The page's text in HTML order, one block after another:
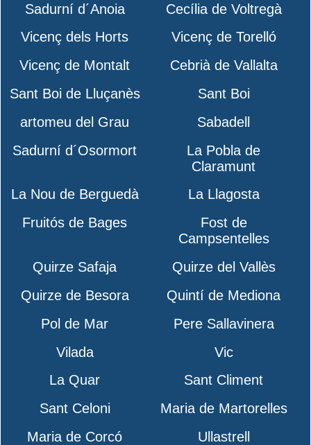
Sadurní d´Anoia
Cecília de Voltregà
Vicenç dels Horts
Vicenç de Torelló
Vicenç de Montalt
Cebrià de Vallalta
Sant Boi de Lluçanès
Sant Boi
artomeu del Grau
Sabadell
Sadurní d´Osormort
La Pobla de
Claramunt
La Nou de Berguedà
La Llagosta
Fruitós de Bages
Fost de
Campsentelles
Quirze Safaja
Quirze del Vallès
Quirze de Besora
Quintí de Mediona
Pol de Mar
Pere Sallavinera
Vilada
Vic
La Quar
Sant Climent
Sant Celoni
Maria de Martorelles
Maria de Corcó
Ullastrell